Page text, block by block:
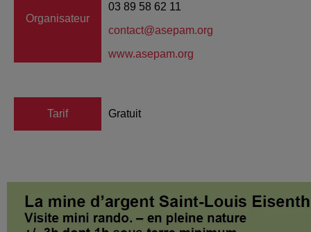
Organisateur
03 89 58 62 11
contact@asepam.org
www.asepam.org
Tarif Gratuit